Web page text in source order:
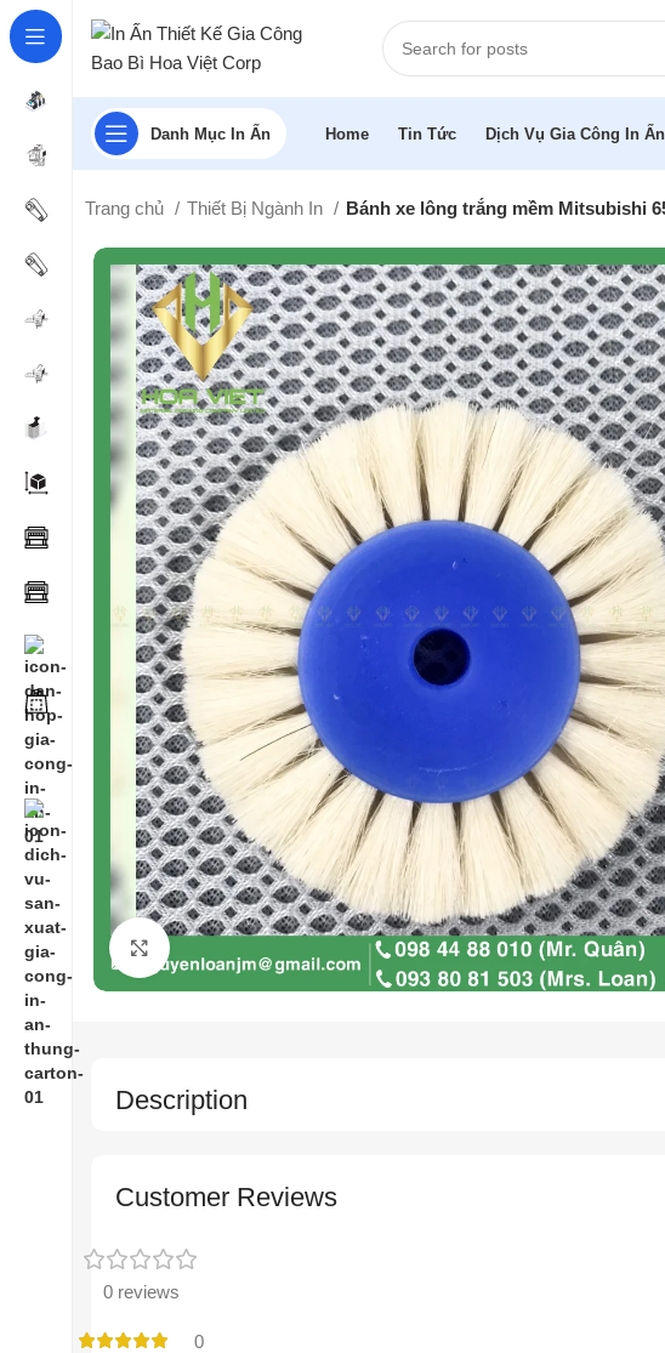
Danh Mục In Ấn Home Tin Tức Dịch Vụ Gia Công In Ấn
Trang chủ Thiết Bị Ngành In Bánh xe lông trắng mềm Mitsubishi
Description
Customer Reviews
0 reviews
0